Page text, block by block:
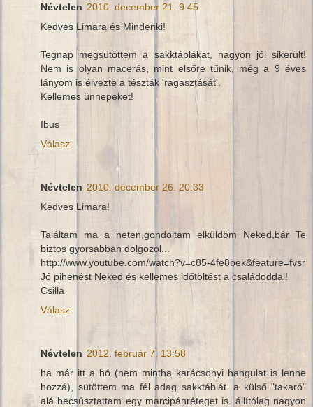
Névtelen 2010. december 21. 9:45
Kedves Limara és Mindenki!
Tegnap megsütöttem a sakktáblákat, nagyon jól sikerült!
Nem is olyan macerás, mint elsőre tűnik, még a 9 éves
lányom is élvezte a tészták 'ragasztását'.
Kellemes ünnepeket!
Ibus
Válasz
Névtelen 2010. december 26. 20:33
Kedves Limara!
Találtam ma a neten,gondoltam elküldöm Neked,bár Te
biztos gyorsabban dolgozol...
http://www.youtube.com/watch?v=c85-4fe8bek&feature=fvsr
Jó pihenést Neked és kellemes időtöltést a családoddal!
Csilla
Válasz
Névtelen 2012. február 7. 13:58
ha már itt a hó (nem mintha karácsonyi hangulat is lenne
hozzá), sütöttem ma fél adag sakktáblát. a külső "takaró"
alá becsúsztattam egy marcipánréteget is. állítólag nagyon